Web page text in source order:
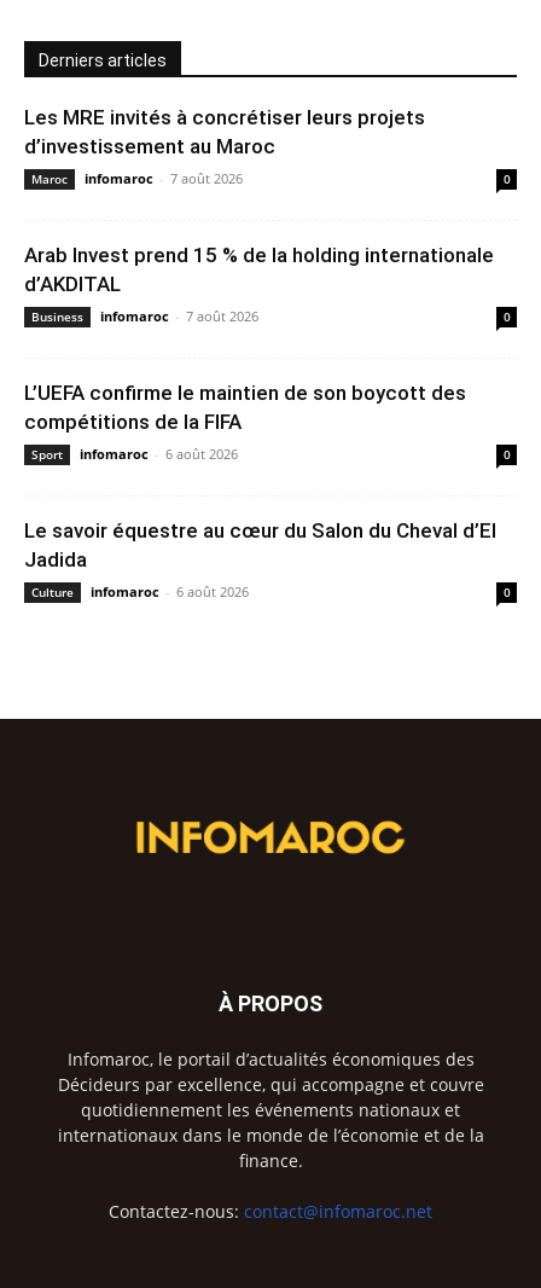
Derniers articles
Les MRE invités à concrétiser leurs projets
d’investissement au Maroc
Maroc infomaroc - 7 août 2026 0
Arab Invest prend 15 % de la holding internationale
d’AKDITAL
Business infomaroc - 7 août 2026 0
L’UEFA confirme le maintien de son boycott des
compétitions de la FIFA
Sport infomaroc - 6 août 2026 0
Le savoir équestre au cœur du Salon du Cheval d’El
Jadida
Culture infomaroc - 6 août 2026 0
À PROPOS
Infomaroc, le portail d’actualités économiques des
Décideurs par excellence, qui accompagne et couvre
quotidiennement les événements nationaux et
internationaux dans le monde de l’économie et de la
finance.
Contactez-nous: contact@infomaroc.net